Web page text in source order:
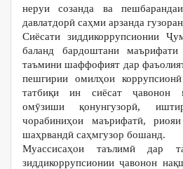
неруи созанда ва
давлатдорӣ саҳми арзанда
Сиёсати зиддикоррупсионии
баланд бардоштани
таъмини шаффофият дар
пешгирии омилҳои
татбиқи ин сиёсат ҷавонон
омӯзиши қонунгузорӣ,
чорабиниҳои маърифатӣ,
шаҳрвандӣ саҳмгузор бошанд.
Муассисаҳои таълимӣ дар
зиддикоррупсионии ҷавонон